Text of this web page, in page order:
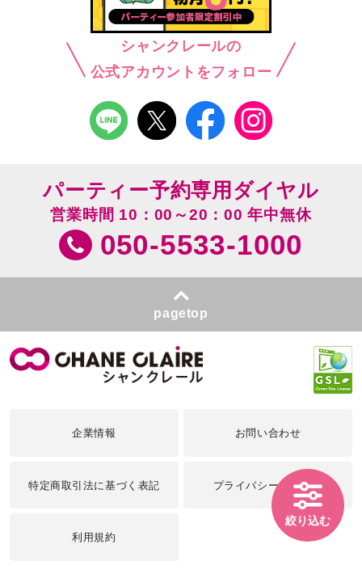
シャンクレールの
公式アカウントをフォロー
絞り込む
パーティー予約専用ダイヤル
営業時間 10：00～20：00 年中無休
050-5533-1000
pagetop
企業情報 お問い合わせ
特定商取引法に基づく表記 プライバシーポリシー
利用規約